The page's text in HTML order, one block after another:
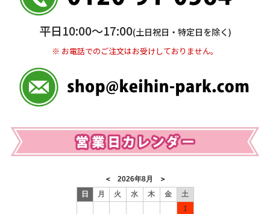
＜口座名＞ カ）ディースタイル
※ 振込み手数料お客様ご負担。
平日10:00〜17:00(土日祝日・特定日を除く)
※ お電話でのご注文はお受けしておりません。